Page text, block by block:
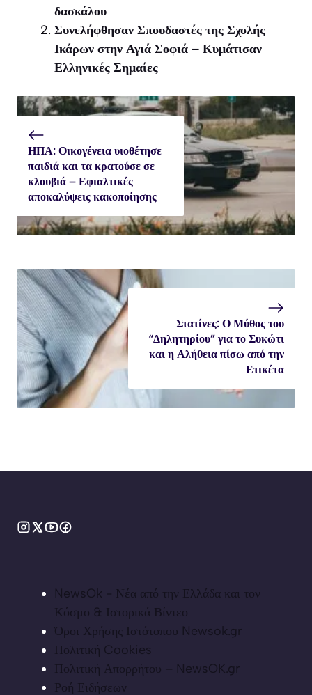
δασκάλου
Συνελήφθησαν Σπουδαστές της Σχολής
Ικάρων στην Αγιά Σοφιά – Κυμάτισαν
Ελληνικές Σημαίες
ΗΠΑ: Οικογένεια υιοθέτησε
παιδιά και τα κρατούσε σε
κλουβιά – Εφιαλτικές
αποκαλύψεις κακοποίησης
Στατίνες: Ο Μύθος του
“Δηλητηρίου” για το Συκώτι
και η Αλήθεια πίσω από την
Ετικέτα
NewsOk - Νέα από την Ελλάδα και τον
Κόσμο & Ιστορικά Βίντεο
Όροι Χρήσης Ιστότοπου Newsok.gr
Πολιτική Cookies
Πολιτική Απορρήτου – NewsOK.gr
Ροή Ειδήσεων